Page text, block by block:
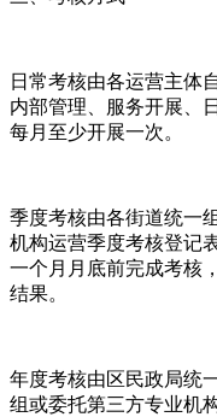
日常考核由各运营主体
内部管理、服务开展、
每月至少开展一次。
季度考核由各街道统一
机构运营季度考核登记
一个月月底前完成考核
结果。
年度考核由区民政局统
组或委托第三方专业机